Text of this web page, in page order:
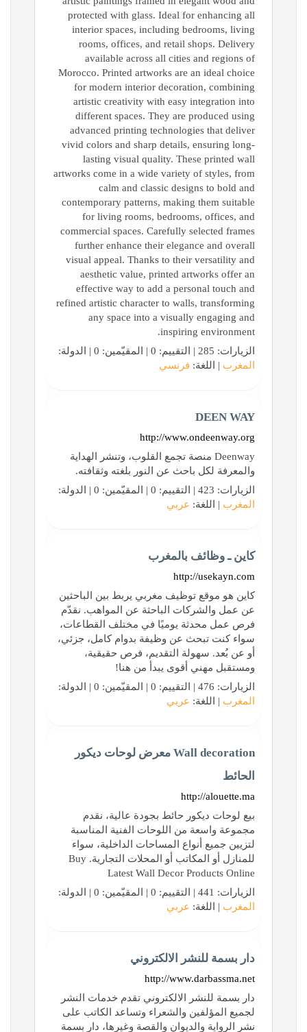
protected with glass. Ideal for enhancing all
interior spaces, including bedrooms, living
rooms, offices, and retail shops. Delivery
available across all cities and regions of
Morocco. Printed artworks are an ideal choice
for modern interior decoration, combining
artistic creativity with easy integration into
different spaces. They are produced using
advanced printing technologies that deliver
vivid colors and sharp details, ensuring long-
lasting visual quality. These printed wall
artworks come in a wide variety of styles, from
calm and classic designs to bold and
contemporary patterns, making them suitable
for living rooms, bedrooms, offices, and
commercial spaces. Carefully selected frames
further enhance their elegance and overall
visual appeal. Thanks to their versatility and
aesthetic value, printed artworks offer an
effective way to add a personal touch and
refined artistic character to walls, transforming
any space into a visually engaging and
inspiring environment.
الزيارات: 285 | التقييم: 0 | المقيّمين: 0 | الدولة:
المغرب | اللغة: فرنسي
DEEN WAY
http://www.ondeenway.org
Deenway منصة تجمع القلوب، وتنشر الهداية
والمعرفة لكل باحث عن النور بلغته وثقافته.
الزيارات: 423 | التقييم: 0 | المقيّمين: 0 | الدولة:
المغرب | اللغة: عربي
كاين ـ وظائف بالمغرب
http://usekayn.com
كاين هو موقع توظيف مغربي يربط بين الباحثين
عن عمل والشركات الباحثة عن المواهب. نقدّم
فرص عمل محدثة يوميًا في مختلف القطاعات،
سواء كنت تبحث عن وظيفة بدوام كامل، جزئي،
أو عن بُعد. سهولة التقديم، فرص حقيقية،
ومستقبل مهني أقوى يبدأ من هنا!
الزيارات: 476 | التقييم: 0 | المقيّمين: 0 | الدولة:
المغرب | اللغة: عربي
Wall decoration معرض لوحات ديكور
الحائط
http://alouette.ma
بيع لوحات ديكور حائط بجودة عالية، نقدم
مجموعة واسعة من اللوحات الفنية المناسبة
لتزيين جميع أنواع المساحات الداخلية، سواء
للمنازل أو المكاتب أو المحلات التجارية. Buy
Latest Wall Decor Products Online
الزيارات: 441 | التقييم: 0 | المقيّمين: 0 | الدولة:
المغرب | اللغة: عربي
دار بسمة للنشر الالكتروني
http://www.darbassma.net
دار بسمة للنشر الالكتروني تقدم خدمات النشر
لجميع المؤلفين والشعراء وتساعد الكاتب على
نشر الرواية والديوان والقصة وغيرها، دار بسمة